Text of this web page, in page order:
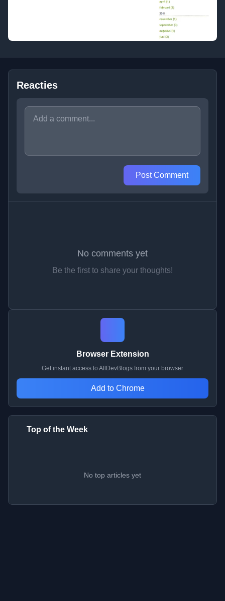
Reacties
Post Comment
No comments yet
Be the first to share your thoughts!
Browser Extension
Get instant access to AllDevBlogs from your browser
Add to Chrome
Top of the Week
No top articles yet